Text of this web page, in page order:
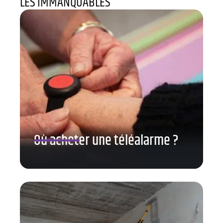
Où acheter une téléalarme ?